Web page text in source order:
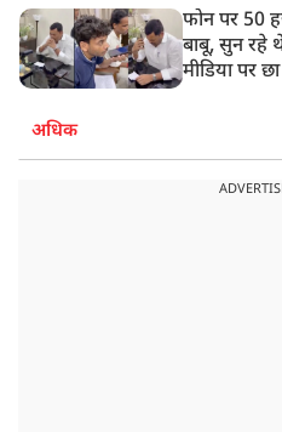
फोन पर 50
बाबू, सुन रहे
मीडिया पर
अधिक